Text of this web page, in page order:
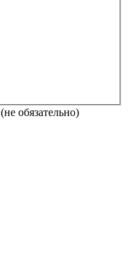
(не обязательно)